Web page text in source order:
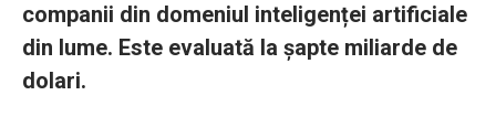
companii din domeniul inteligenței artificiale
din lume. Este evaluată la șapte miliarde de
dolari.